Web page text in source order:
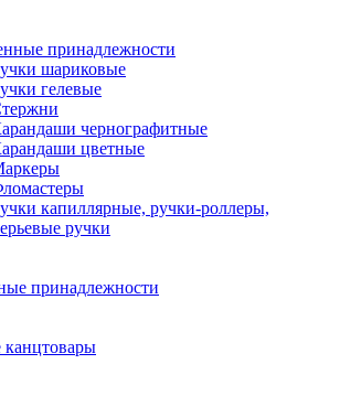
принадлежности
шариковые
гелевые
чернографитные
цветные
капиллярные, ручки-роллеры,
ручки
принадлежности
канцтовары